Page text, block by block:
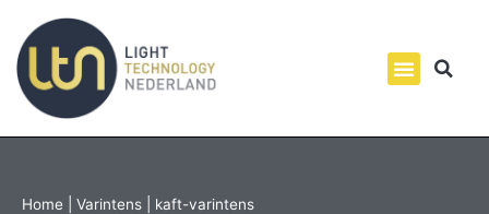
Home Varintens kaft-varintens